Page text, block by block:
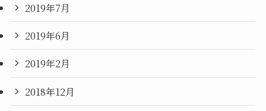
2019年7月
2019年6月
2019年2月
2018年12月